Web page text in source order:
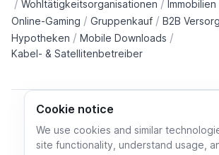
Cookie notice
We use cookies and similar
site functionality, understand usage,
/ Wohltätigkeitsorganisationen / Immobilien
Online-Gaming / Gruppenkauf / B2B
Hypotheken / Mobile Downloads /
Kabel- & Satellitenbetreiber
Cookie policy Cookies preferences